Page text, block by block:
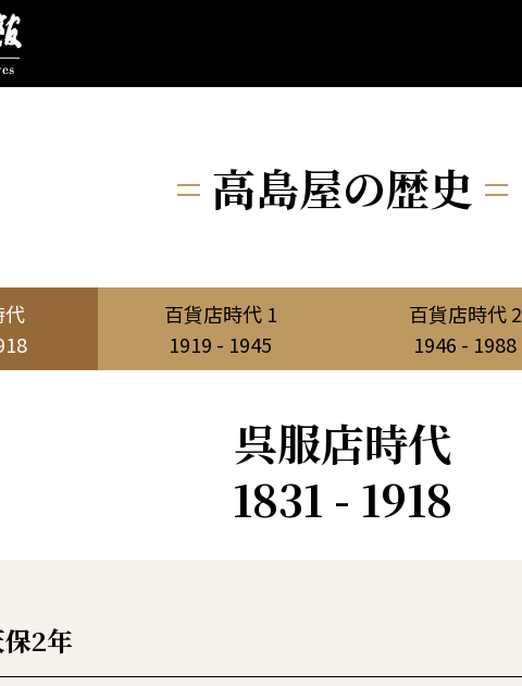
= 高島屋の歴史 =
代
百貨店時代 1
1919 - 1945
百貨店時代 2
1946 - 1988
呉服店時代
1831 - 1918
2年